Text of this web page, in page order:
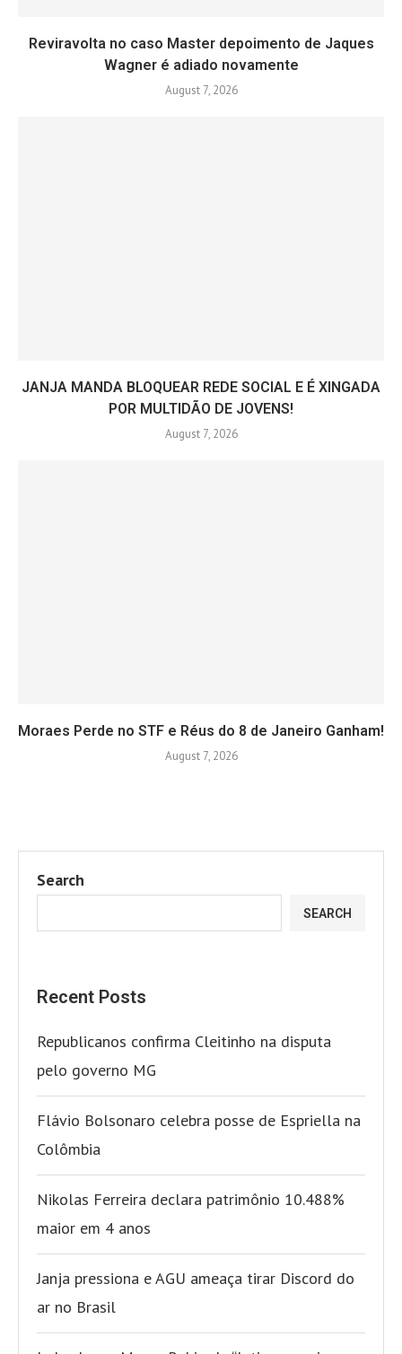
Reviravolta no caso Master depoimento de Jaques
Wagner é adiado novamente
August 7, 2026
JANJA MANDA BLOQUEAR REDE SOCIAL E É XINGADA
POR MULTIDÃO DE JOVENS!
August 7, 2026
Moraes Perde no STF e Réus do 8 de Janeiro Ganham!
August 7, 2026
Search
SEARCH
Recent Posts
Republicanos confirma Cleitinho na disputa
pelo governo MG
Flávio Bolsonaro celebra posse de Espriella na
Colômbia
Nikolas Ferreira declara patrimônio 10.488%
maior em 4 anos
Janja pressiona e AGU ameaça tirar Discord do
ar no Brasil